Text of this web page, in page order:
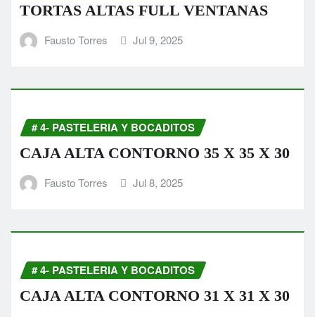
TORTAS ALTAS FULL VENTANAS
Fausto Torres Jul 9, 2025
# 4- PASTELERIA Y BOCADITOS
CAJA ALTA CONTORNO 35 X 35 X 30
Fausto Torres Jul 8, 2025
# 4- PASTELERIA Y BOCADITOS
CAJA ALTA CONTORNO 31 X 31 X 30